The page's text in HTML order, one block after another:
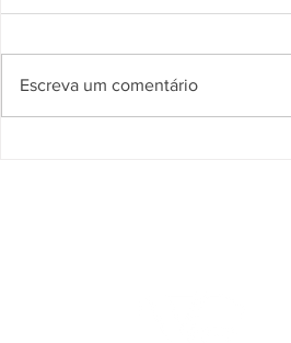
Escreva um comentário